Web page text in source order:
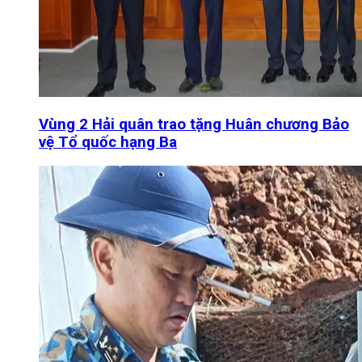
Vùng 2 Hải quân trao tặng Huân chương Bảo
vệ Tổ quốc hạng Ba